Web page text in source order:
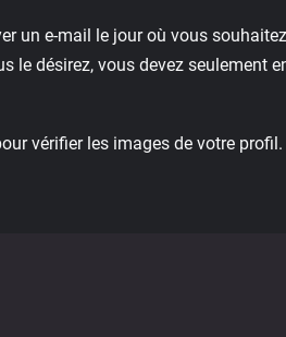
un e-mail le jour où vous
désirez, vous devez seulement
vérifier les images de votre profil.